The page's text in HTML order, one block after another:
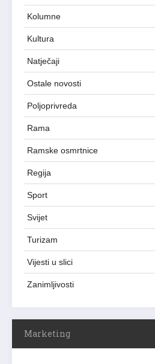
Kolumne
Kultura
Natječaji
Ostale novosti
Poljoprivreda
Rama
Ramske osmrtnice
Regija
Sport
Svijet
Turizam
Vijesti u slici
Zanimljivosti
Marketing